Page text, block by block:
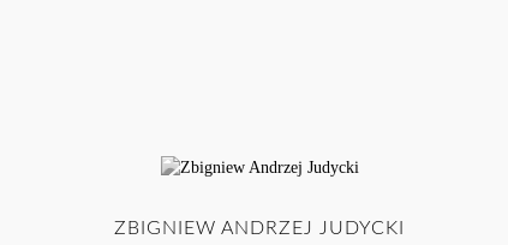
ZBIGNIEW ANDRZEJ JUDYCKI